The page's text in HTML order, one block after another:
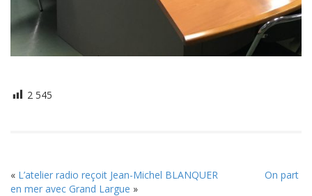
2 545
« L’atelier radio reçoit Jean-Michel BLANQUER
On part
en mer avec Grand Largue »